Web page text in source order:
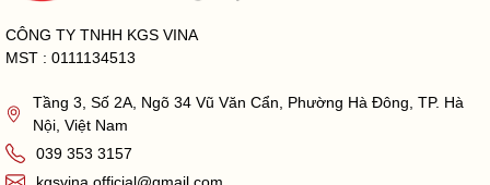
CÔNG TY TNHH KGS VINA
MST : 0111134513
Tầng 3, Số 2A, Ngõ 34 Vũ Văn Cẩn, Phường Hà Đông, TP. Hà
Nội, Việt Nam
039 353 3157